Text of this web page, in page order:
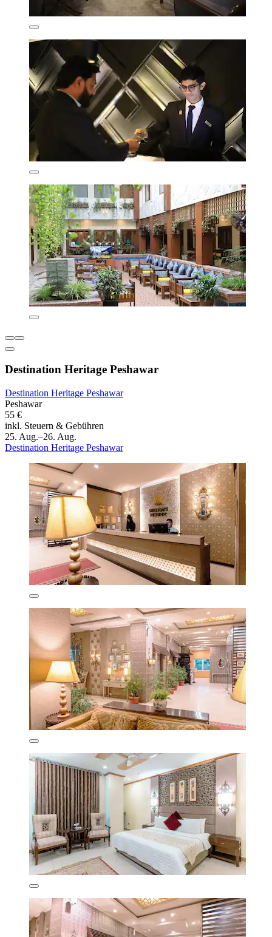
Destination Heritage Peshawar
Destination Heritage Peshawar
Peshawar
55 €
inkl. Steuern & Gebühren
25. Aug.–26. Aug.
Destination Heritage Peshawar